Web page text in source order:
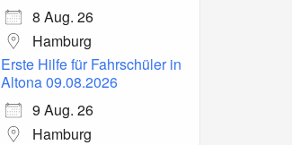
8 Aug. 26
Hamburg
Erste Hilfe für Fahrschüler in
Altona 09.08.2026
9 Aug. 26
Hamburg